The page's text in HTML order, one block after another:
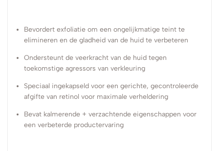
Bevordert exfoliatie om een ongelijkmatige teint te
elimineren en de gladheid van de huid te verbeteren
Ondersteunt de veerkracht van de huid tegen
toekomstige agressors van verkleuring
Speciaal ingekapseld voor een gerichte, gecontroleerde
afgifte van retinol voor maximale verheldering
Bevat kalmerende + verzachtende eigenschappen voor
een verbeterde productervaring